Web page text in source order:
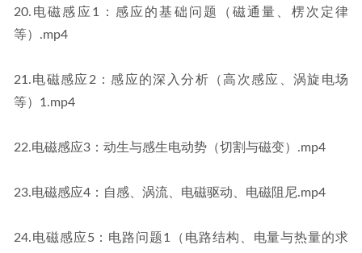
20.电磁感应1：感应的基础问题（磁通量、楞次定律
等）.mp4
21.电磁感应2：感应的深入分析（高次感应、涡旋电场
等）1.mp4
22.电磁感应3：动生与感生电动势（切割与磁变）.mp4
23.电磁感应4：自感、涡流、电磁驱动、电磁阻尼.mp4
24.电磁感应5：电路问题1（电路结构、电量与热量的求